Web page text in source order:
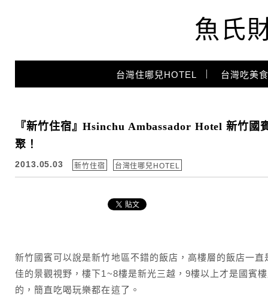
魚氏
台灣住哪兒HOTEL 台灣吃美
『新竹住宿』Hsinchu Ambassador Hotel 新竹國
聚！
2013.05.03 新竹住宿 台灣住哪兒HOTEL
新竹國賓可以說是新竹地區不錯的飯店，高樓層的飯店一
佳的景觀視野，樓下1~8樓是新光三越，9樓以上才是國賓
的，簡直吃喝玩樂都在這了。